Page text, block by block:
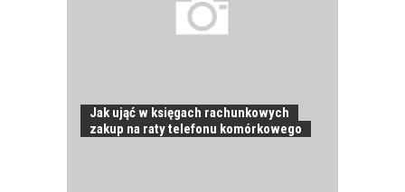
Jak ująć w księgach rachunkowych
zakup na raty telefonu komórkowego